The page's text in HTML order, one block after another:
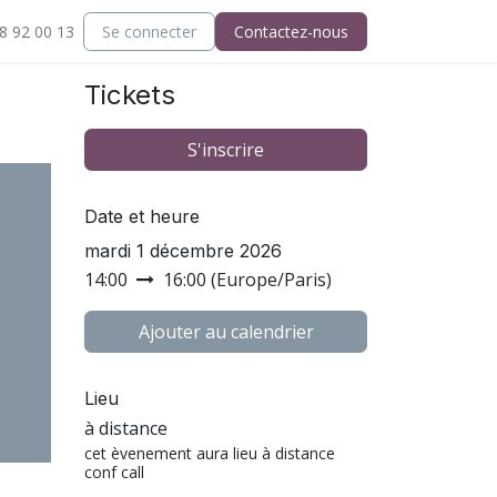
Support
92 00 13 Se connecter Contactez-nous
Tickets
S'inscrire
Date et heure
mardi 1 décembre 2026
14:00 16:00 (Europe/Paris)
Ajouter au calendrier
Lieu
à distance
cet èvenement aura lieu à distance
conf call